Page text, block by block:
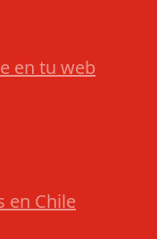
en tu web
en Chile